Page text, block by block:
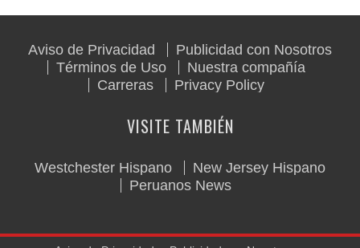
Aviso de Privacidad
Publicidad con Nosotros
Términos de Uso
Nuestra compañía
Carreras
Privacy Policy
VISITE TAMBIÉN
Westchester Hispano
New Jersey Hispano
Peruanos News